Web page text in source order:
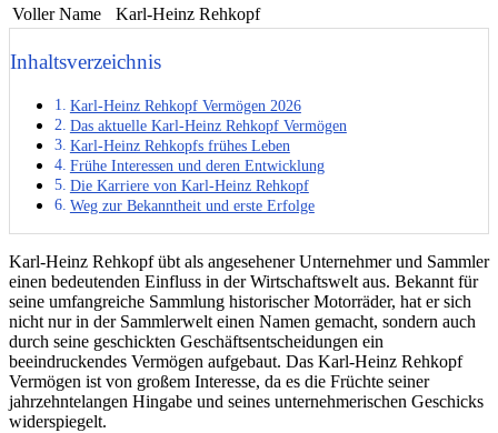
Voller Name
Karl-Heinz Rehkopf
Inhaltsverzeichnis
Karl-Heinz Rehkopf Vermögen 2026
Das aktuelle Karl-Heinz Rehkopf Vermögen
Karl-Heinz Rehkopfs frühes Leben
Frühe Interessen und deren Entwicklung
Die Karriere von Karl-Heinz Rehkopf
Weg zur Bekanntheit und erste Erfolge
Karl-Heinz Rehkopf übt als angesehener Unternehmer und Sammler
einen bedeutenden Einfluss in der Wirtschaftswelt aus. Bekannt für
seine umfangreiche Sammlung historischer Motorräder, hat er sich
nicht nur in der Sammlerwelt einen Namen gemacht, sondern auch
durch seine geschickten Geschäftsentscheidungen ein
beeindruckendes Vermögen aufgebaut. Das Karl-Heinz Rehkopf
Vermögen ist von großem Interesse, da es die Früchte seiner
jahrzehntelangen Hingabe und seines unternehmerischen Geschicks
widerspiegelt.